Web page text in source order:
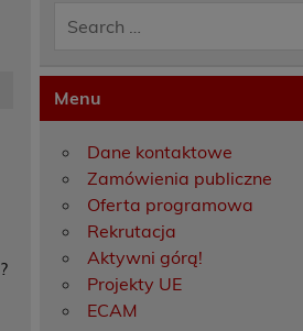
?
Menu
Dane kontaktowe
Zamówienia publiczne
Oferta programowa
Rekrutacja
Aktywni górą!
Projekty UE
ECAM